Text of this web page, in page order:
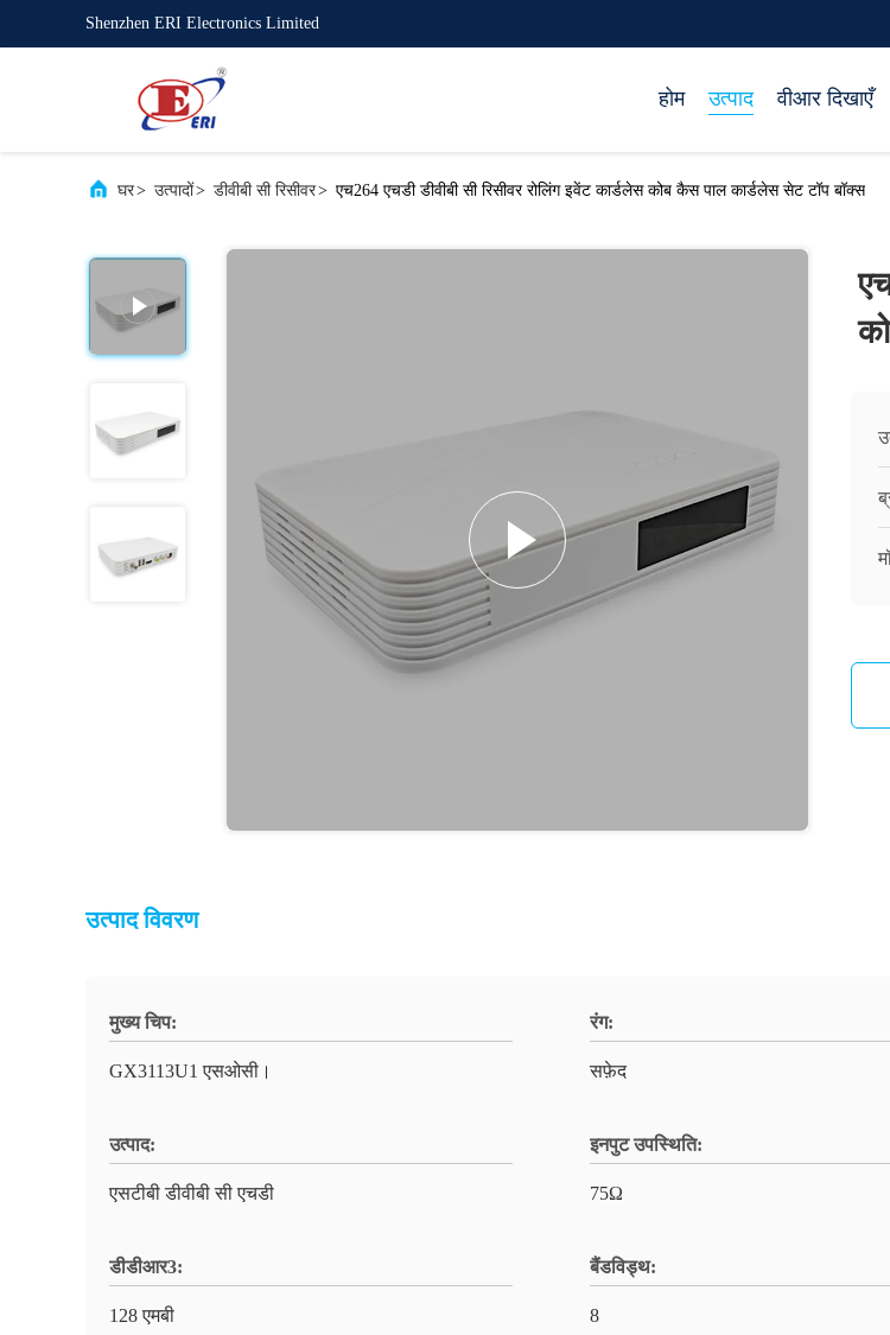
Shenzhen ERI Electronics Limited
होम उत्पाद वीआर दिखाएँ
घर> उत्पादों> डीवीबी सी रिसीवर> एच264 एचडी डीवीबी सी रिसीवर रोलिंग इवेंट कार्डलेस कोब कैस पाल कार्डलेस सेट टॉप बॉक्स
उत्पाद विवरण
मुख्य चिप:
GX3113U1 एसओसी।
रंग:
सफ़ेद
उत्पाद:
एसटीबी डीवीबी सी एचडी
इनपुट उपस्थिति:
75Ω
डीडीआर3:
128 एमबी
बैंडविड्थ:
8